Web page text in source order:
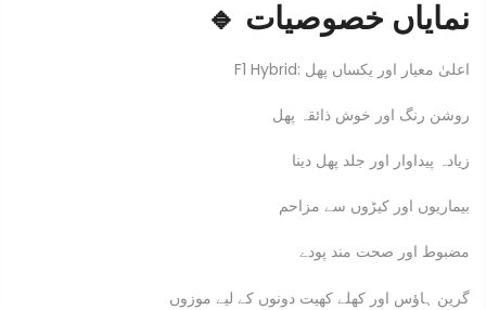
🔹 نمایاں خصوصیات
F1 Hybrid: اعلیٰ معیار اور یکساں پھل
روشن رنگ اور خوش ذائقہ پھل
زیادہ پیداوار اور جلد پھل دینا
بیماریوں اور کیڑوں سے مزاحم
مضبوط اور صحت مند پودے
گرین ہاؤس اور کھلے کھیت دونوں کے لیے موزوں